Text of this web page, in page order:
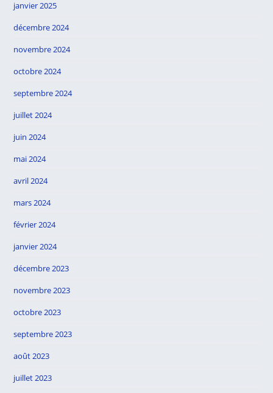
janvier 2025
décembre 2024
novembre 2024
octobre 2024
septembre 2024
juillet 2024
juin 2024
mai 2024
avril 2024
mars 2024
février 2024
janvier 2024
décembre 2023
novembre 2023
octobre 2023
septembre 2023
août 2023
juillet 2023